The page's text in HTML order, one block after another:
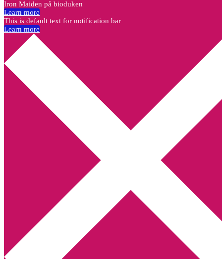
Iron Maiden på bioduken
Learn more
This is default text for notification bar
Learn more